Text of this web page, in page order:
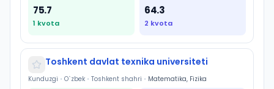
75.7
1 kvota
64.3
2 kvota
Toshkent davlat texnika universiteti
Kunduzgi • O`zbek • Toshkent shahri • Matematika, Fizika